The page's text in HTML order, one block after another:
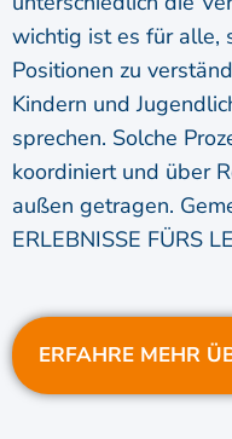
wichtig ist es für alle,
Positionen zu
Kindern und
sprechen. Solche
koordiniert und über
außen getragen.
ERLEBNISSE FÜRS
ERFAHRE MEHR